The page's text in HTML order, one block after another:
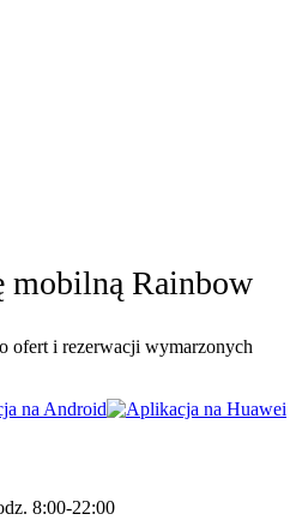
mobilną Rainbow
ofert i rezerwacji wymarzonych
8:00-22:00